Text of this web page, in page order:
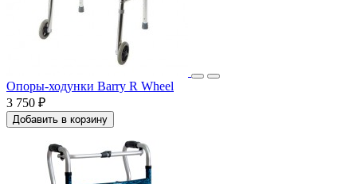
Опоры-ходунки Barry R Wheel
3 750 ₽
Добавить в корзину